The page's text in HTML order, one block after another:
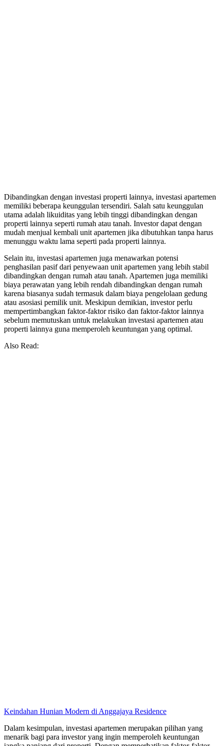
Dibandingkan dengan investasi properti lainnya, investasi apartemen
memiliki beberapa keunggulan tersendiri. Salah satu keunggulan
utama adalah likuiditas yang lebih tinggi dibandingkan dengan
properti lainnya seperti rumah atau tanah. Investor dapat dengan
mudah menjual kembali unit apartemen jika dibutuhkan tanpa harus
menunggu waktu lama seperti pada properti lainnya.
Selain itu, investasi apartemen juga menawarkan potensi
penghasilan pasif dari penyewaan unit apartemen yang lebih stabil
dibandingkan dengan rumah atau tanah. Apartemen juga memiliki
biaya perawatan yang lebih rendah dibandingkan dengan rumah
karena biasanya sudah termasuk dalam biaya pengelolaan gedung
atau asosiasi pemilik unit. Meskipun demikian, investor perlu
mempertimbangkan faktor-faktor risiko dan faktor-faktor lainnya
sebelum memutuskan untuk melakukan investasi apartemen atau
properti lainnya guna memperoleh keuntungan yang optimal.
Also Read:
Keindahan Hunian Modern di Anggajaya Residence
Dalam kesimpulan, investasi apartemen merupakan pilihan yang
menarik bagi para investor yang ingin memperoleh keuntungan